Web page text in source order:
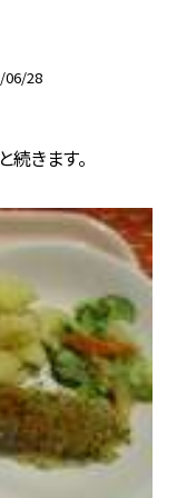
06/28
きます。